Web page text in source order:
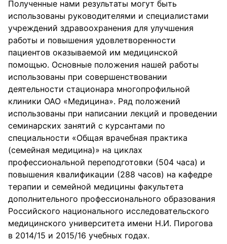
Полученные нами результаты могут быть
использованы руководителями и специалистами
учреждений здравоохранения для улучшения
работы и повышения удовлетворенности
пациентов оказываемой им медицинской
помощью. Основные положения нашей работы
использованы при совершенствовании
деятельности стационара многопрофильной
клиники ОАО «Медицина». Ряд положений
использованы при написании лекций и проведении
семинарских занятий с курсантами по
специальности «Общая врачебная практика
(семейная медицина)» на циклах
профессиональной переподготовки (504 часа) и
повышения квалификации (288 часов) на кафедре
терапии и семейной медицины факультета
дополнительного профессионального образования
Российского национального исследовательского
медицинского университета имени Н.И. Пирогова
в 2014/15 и 2015/16 учебных годах.